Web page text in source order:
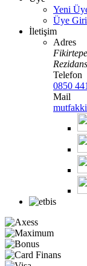
Yeni
Üye
İletişim
Adres
Telefon
0850
Mail